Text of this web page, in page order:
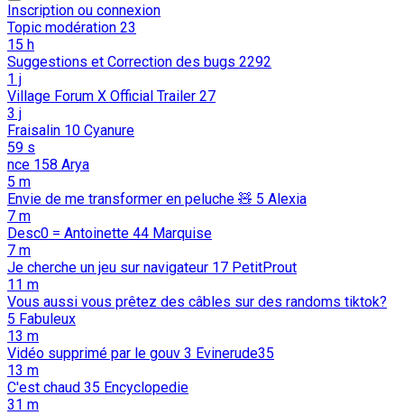
Inscription ou connexion
Topic modération 23
15 h
Suggestions et Correction des bugs 2292
1 j
Village Forum X Official Trailer 27
3 j
Fraisalin 10 Cyanure
59 s
nce 158 Arya
5 m
Envie de me transformer en peluche 🧸 5 Alexia
7 m
Desc0 = Antoinette 44 Marquise
7 m
Je cherche un jeu sur navigateur 17 PetitProut
11 m
Vous aussi vous prêtez des câbles sur des randoms tiktok?
5 Fabuleux
13 m
Vidéo supprimé par le gouv 3 Evinerude35
13 m
C'est chaud 35 Encyclopedie
31 m